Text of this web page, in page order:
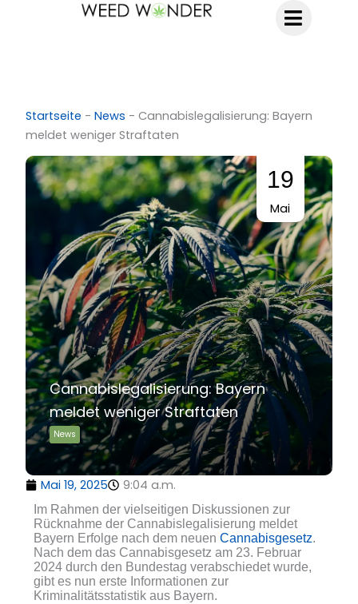
Startseite -News -Cannabislegalisierung: Bayern
meldet weniger Straftaten
19
Mai
Cannabislegalisierung: Bayern
meldet weniger Straftaten
News
Mai 19, 2025 9:04 a.m.
Im Rahmen der vielseitigen Diskussionen zur
Rücknahme der Cannabislegalisierung meldet
Bayern Erfolge nach dem neuenCannabisgesetz.
Nach dem das Cannabisgesetz am 23. Februar
2024 durch den Bundestag verabschiedet wurde,
gibt es nun erste Informationen zur
Kriminalitätsstatistik aus Bayern.